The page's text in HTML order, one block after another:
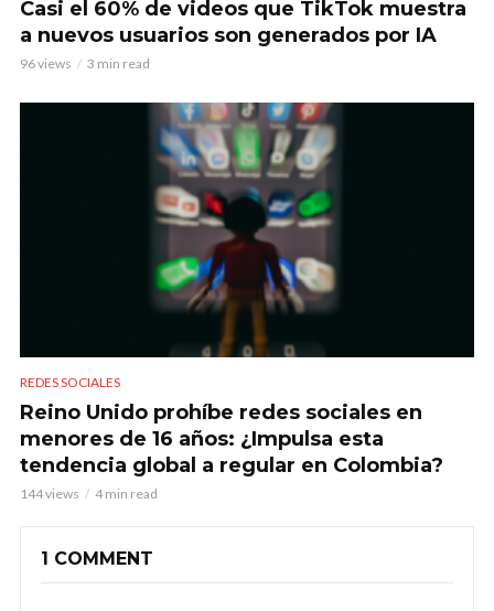
Casi el 60% de videos que TikTok muestra
a nuevos usuarios son generados por IA
96 views 3 min read
REDES SOCIALES
Reino Unido prohíbe redes sociales en
menores de 16 años: ¿Impulsa esta
tendencia global a regular en Colombia?
144 views 4 min read
1 COMMENT